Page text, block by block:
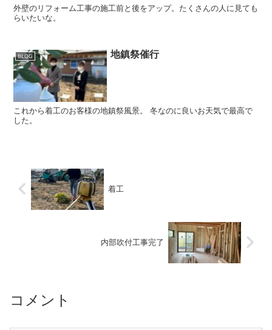
外壁のリフォーム工事の施工前と後をアップ。たくさんの人に見ても
らいたいな。
BLOG 地鎮祭催行
これから着工のお客様の地鎮祭風景。 冬なのに良いお天気で最高で
した。
着工
内部吹付工事完了
コメント